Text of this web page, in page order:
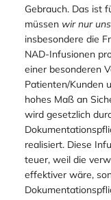
Gebrauch. Das ist
müssen wir nur
insbesondere die
NAD-Infusionen
einer besonderen
Patienten/Kunden
hohes Maß an
wird gesetzlich
realisiert. Diese
teuer, weil die
effektiver wäre,